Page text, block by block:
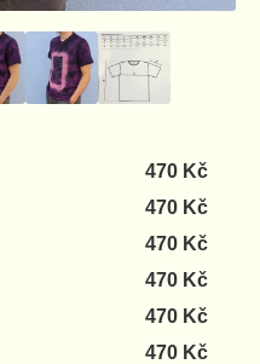
470 Kč
470 Kč
470 Kč
470 Kč
470 Kč
470 Kč